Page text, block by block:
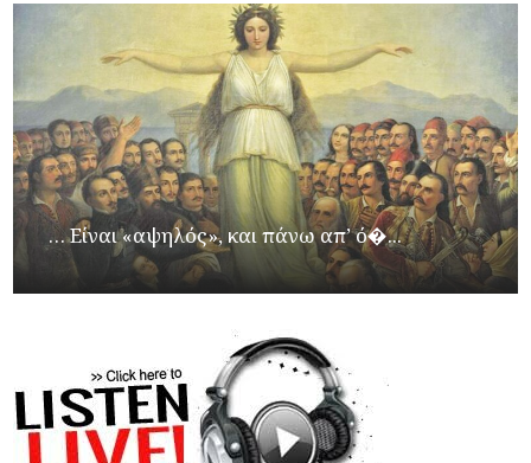
… Είναι «αψηλός», και πάνω απ’ ό�...